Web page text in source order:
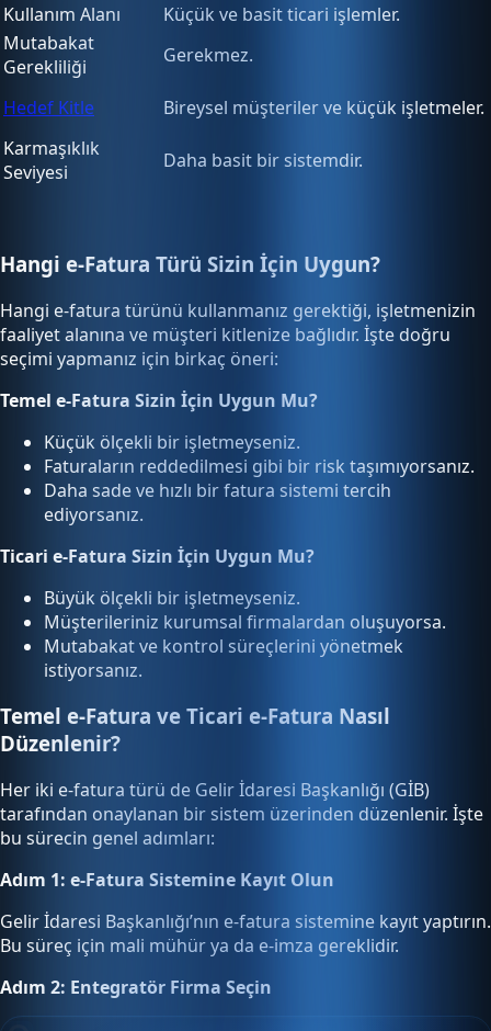
Kullanım Alanı
Küçük ve basit ticari işlemler.
Mutabakat
Gerekliliği
Gerekmez.
Hedef Kitle
Bireysel müşteriler ve küçük işletmeler.
Karmaşıklık
Seviyesi
Daha basit bir sistemdir.
Hangi e-Fatura Türü Sizin İçin Uygun?
Hangi e-fatura türünü kullanmanız gerektiği, işletmenizin
faaliyet alanına ve müşteri kitlenize bağlıdır. İşte doğru
seçimi yapmanız için birkaç öneri:
Temel e-Fatura Sizin İçin Uygun Mu?
Küçük ölçekli bir işletmeyseniz.
Faturaların reddedilmesi gibi bir risk taşımıyorsanız.
Daha sade ve hızlı bir fatura sistemi tercih
ediyorsanız.
Ticari e-Fatura Sizin İçin Uygun Mu?
Büyük ölçekli bir işletmeyseniz.
Müşterileriniz kurumsal firmalardan oluşuyorsa.
Mutabakat ve kontrol süreçlerini yönetmek
istiyorsanız.
Temel e-Fatura ve Ticari e-Fatura Nasıl
Düzenlenir?
Her iki e-fatura türü de Gelir İdaresi Başkanlığı (GİB)
tarafından onaylanan bir sistem üzerinden düzenlenir. İşte
bu sürecin genel adımları:
Adım 1: e-Fatura Sistemine Kayıt Olun
Gelir İdaresi Başkanlığı’nın e-fatura sistemine kayıt yaptırın.
Bu süreç için mali mühür ya da e-imza gereklidir.
Adım 2: Entegratör Firma Seçin